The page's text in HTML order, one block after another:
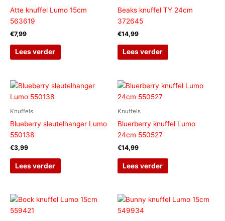
Atte knuffel Lumo 15cm
563619
€7,99
Lees verder
Beaks knuffel TY 24cm
372645
€14,99
Lees verder
Knuffels
Blueberry sleutelhanger Lumo
550138
€3,99
Lees verder
Knuffels
Bluerberry knuffel Lumo
24cm 550527
€14,99
Lees verder